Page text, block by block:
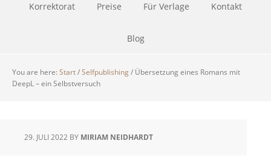
Korrektorat Preise Für Verlage Kontakt
Blog
You are here: Start/Selfpublishing/ Übersetzung eines Romans mit
DeepL – ein Selbstversuch
29. JULI 2022 BY MIRIAM NEIDHARDT